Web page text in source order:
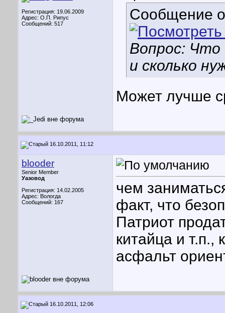
Регистрация: 19.06.2009
Адрес: О.П. Рипус
Сообщений: 517
Сообщение
Вопрос: Что
и сколько
Может лучше
16.10.2011, 11:12
blooder
Senior Member
Уазовод
Регистрация: 14.02.2005
Адрес: Вологда
Сообщений: 167
чем
факт, что
Патриот
китайца и
асфальт
16.10.2011, 12:06